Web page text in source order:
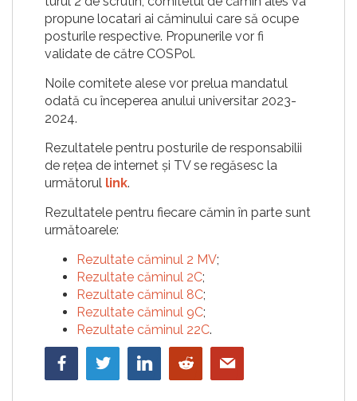
propune locatari ai căminului care să ocupe
posturile respective. Propunerile vor fi
validate de către COSPol.
Noile comitete alese vor prelua mandatul
odată cu începerea anului universitar 2023-
2024.
Rezultatele pentru posturile de responsabilii
de rețea de internet și TV se regăsesc la
următorul link.
Rezultatele pentru fiecare cămin în parte sunt
următoarele:
Rezultate căminul 2 MV;
Rezultate căminul 2C;
Rezultate căminul 8C;
Rezultate căminul 9C;
Rezultate căminul 22C.